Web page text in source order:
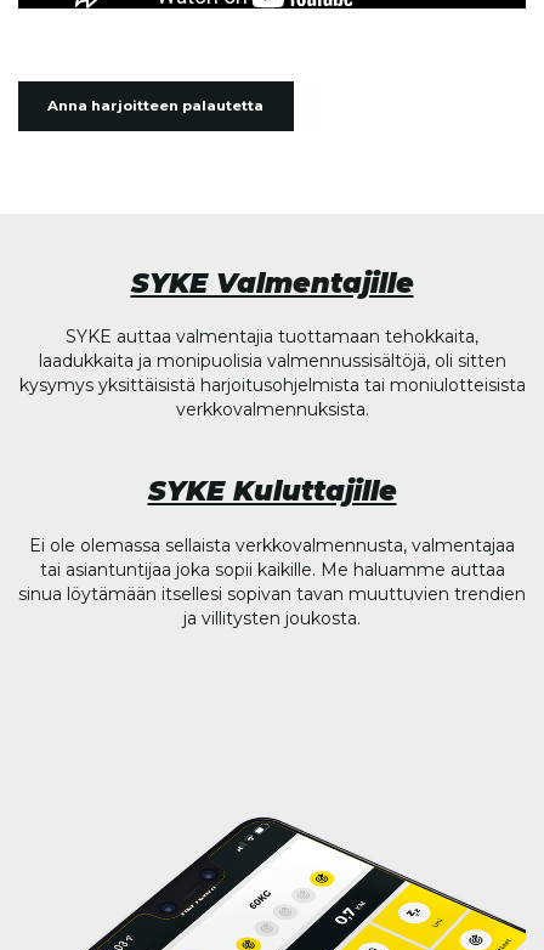
Anna harjoitteen palautetta
SYKE Valmentajille
SYKE auttaa valmentajia tuottamaan tehokkaita,
laadukkaita ja monipuolisia valmennussisältöjä, oli sitten
kysymys yksittäisistä harjoitusohjelmista tai moniulotteisista
verkkovalmennuksista.
SYKE Kuluttajille
Ei ole olemassa sellaista verkkovalmennusta, valmentajaa
tai asiantuntijaa joka sopii kaikille. Me haluamme auttaa
sinua löytämään itsellesi sopivan tavan muuttuvien trendien
ja villitysten joukosta.